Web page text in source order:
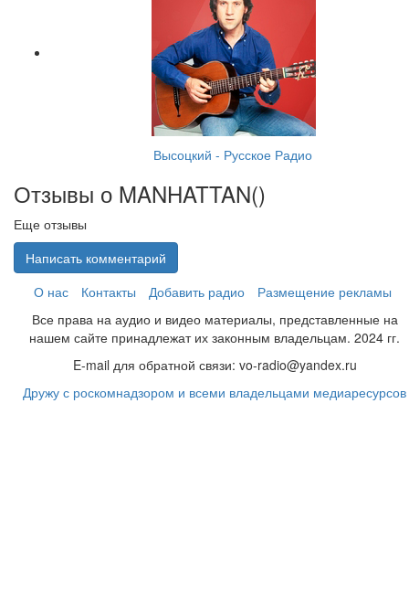
Высоцкий - Русское Радио
Отзывы о MANHATTAN()
Еще отзывы
Написать комментарий
О нас
Контакты Добавить радио
Размещение рекламы
Все права на аудио и видео материалы, представленные на
нашем сайте принадлежат их законным владельцам. 2024 гг.
E-mail для обратной связи: vo-radio@yandex.ru
Дружу с роскомнадзором и всеми владельцами медиаресурсов